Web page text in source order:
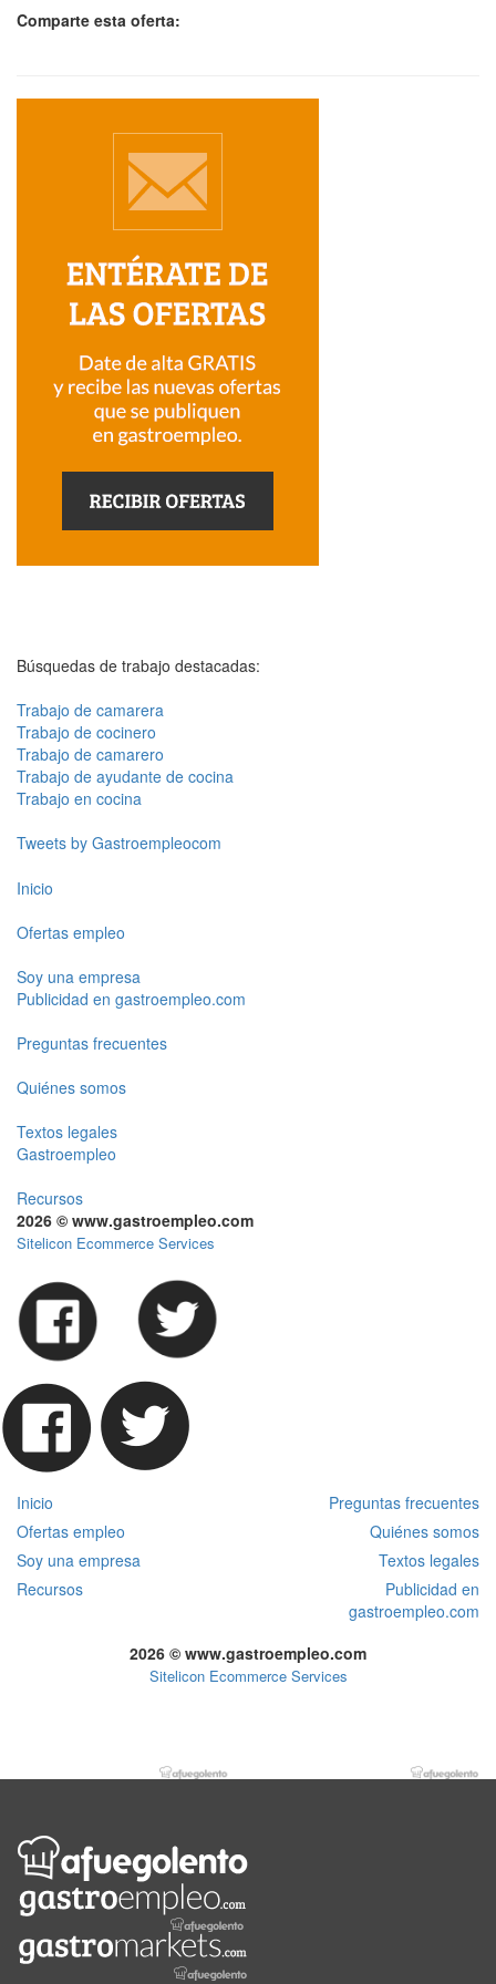
Comparte esta oferta:
Búsquedas de trabajo destacadas:
Trabajo de camarera
Trabajo de cocinero
Trabajo de camarero
Trabajo de ayudante de cocina
Trabajo en cocina
Tweets by Gastroempleocom
Inicio
Ofertas empleo
Soy una empresa
Publicidad en gastroempleo.com
Preguntas frecuentes
Quiénes somos
Textos legales
Gastroempleo
Recursos
2026 © www.gastroempleo.com
Sitelicon Ecommerce Services
Inicio
Preguntas frecuentes
Ofertas empleo
Quiénes somos
Soy una empresa
Textos legales
Recursos
Publicidad en
gastroempleo.com
2026 © www.gastroempleo.com
Sitelicon Ecommerce Services